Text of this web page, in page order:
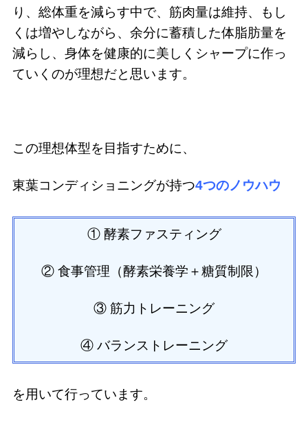
り、総体重を減らす中で、筋肉量は維持、もし
くは増やしながら、余分に蓄積した体脂肪量を
減らし、身体を健康的に美しくシャープに作っ
ていくのが理想だと思います。
この理想体型を目指すために、
東葉コンディショニングが持つ4つのノウハウ
① 酵素ファスティング
② 食事管理（酵素栄養学＋糖質制限）
③ 筋力トレーニング
④ バランストレーニング
を用いて行っています。